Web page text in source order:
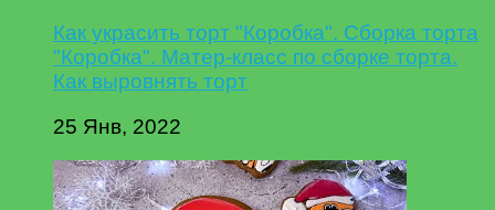
Как украсить торт "Коробка". Сборка торта
"Коробка". Матер-класс по сборке торта.
Как выровнять торт
25 Янв, 2022